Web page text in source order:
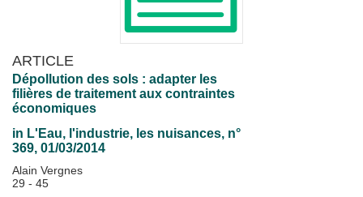
ARTICLE
Dépollution des sols : adapter les
filières de traitement aux contraintes
économiques
in L'Eau, l'industrie, les nuisances, n°
369, 01/03/2014
Alain Vergnes
29 - 45